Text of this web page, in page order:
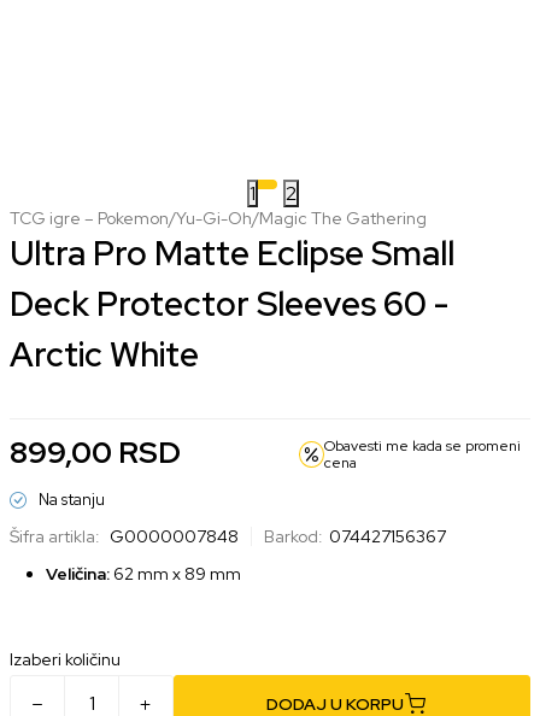
1 2
TCG igre – Pokemon/Yu-Gi-Oh/Magic The Gathering
Ultra Pro Matte Eclipse Small
Deck Protector Sleeves 60 -
Arctic White
899,00 RSD
Obavesti me kada se promeni
cena
Na stanju
Šifra artikla: G0000007848 Barkod: 074427156367
Veličina: 62 mm x 89 mm
Izaberi količinu
DODAJ U KORPU